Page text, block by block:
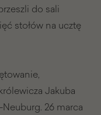
do sali
stołów na ucztę
Jakuba
26 marca